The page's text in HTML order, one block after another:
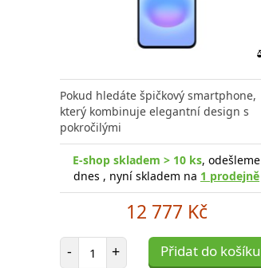
Pokud hledáte špičkový smartphone,
který kombinuje elegantní design s
pokročilými
E-shop skladem > 10 ks, odešleme
dnes , nyní skladem na 1 prodejně
12 777 Kč
- Počet položek
+ Přidat do košíku